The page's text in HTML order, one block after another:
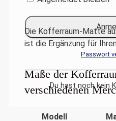
Die Kofferraum-Matte
ist die Ergänzung für
Maße der
verschiedenen
Modell
Passwort
Du hast noch kein